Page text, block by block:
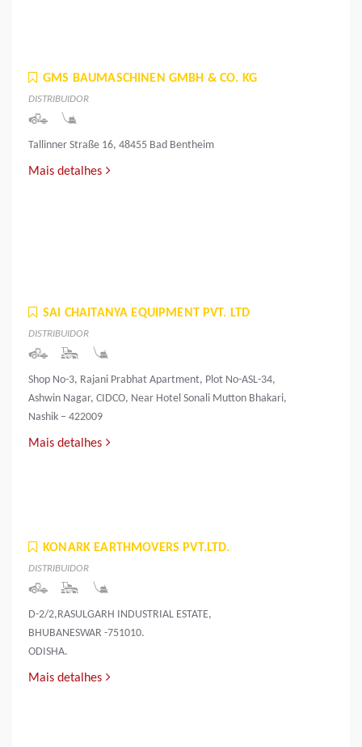
GMS BAUMASCHINEN GMBH & CO. KG
DISTRIBUIDOR
Tallinner Straße 16, 48455 Bad Bentheim
Mais detalhes
SAI CHAITANYA EQUIPMENT PVT. LTD
DISTRIBUIDOR
Shop No-3, Rajani Prabhat Apartment, Plot No-ASL-34,
Ashwin Nagar, CIDCO, Near Hotel Sonali Mutton Bhakari,
Nashik – 422009
Mais detalhes
KONARK EARTHMOVERS PVT.LTD.
DISTRIBUIDOR
D-2/2,RASULGARH INDUSTRIAL ESTATE,
BHUBANESWAR -751010.
ODISHA.
Mais detalhes